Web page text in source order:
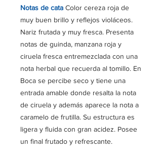
Notas de cata Color cereza roja de
muy buen brillo y reflejos violáceos.
Nariz frutada y muy fresca. Presenta
notas de guinda, manzana roja y
ciruela fresca entremezclada con una
nota herbal que recuerda al tomillo. En
Boca se percibe seco y tiene una
entrada amable donde resalta la nota
de ciruela y además aparece la nota a
caramelo de frutilla. Su estructura es
ligera y fluida con gran acidez. Posee
un final frutado y refrescante.